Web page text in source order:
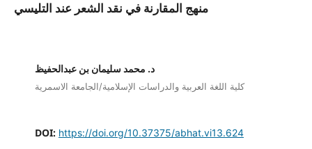
منهج المقارنة في نقد الشعر عند التليسي
د. محمد سليمان بن عبدالحفيظ
كلية اللغة العربية والدراسات الإسلامية/الجامعة الاسمرية
DOI: https://doi.org/10.37375/abhat.vi13.624